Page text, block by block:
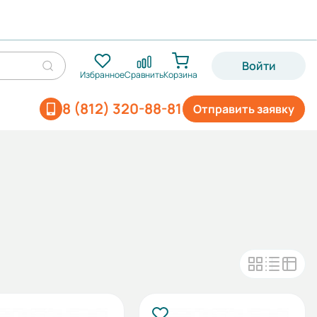
ИзбранноеСравнитьКорзина
Войти
Отправить заявку
8 (812) 320-88-81